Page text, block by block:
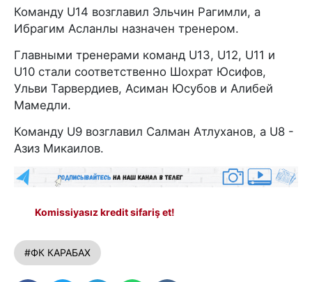
Команду U14 возглавил Эльчин Рагимли, а
Ибрагим Асланлы назначен тренером.
Главными тренерами команд U13, U12, U11 и
U10 стали соответственно Шохрат Юсифов,
Ульви Тарвердиев, Асиман Юсубов и Алибей
Мамедли.
Команду U9 возглавил Салман Атлуханов, а U8 -
Азиз Микаилов.
Komissiyasız kredit sifariş et!
#ФК КАРАБАХ